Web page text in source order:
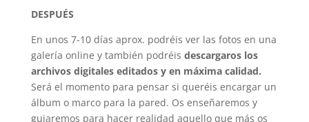
DESPUÉS
En unos 7-10 días aprox. podréis ver las fotos en una
galería online y también podréis descargaros los
archivos digitales editados y en máxima calidad.
Será el momento para pensar si queréis encargar un
álbum o marco para la pared. Os enseñaremos y
guiaremos para hacer realidad aquello que más os